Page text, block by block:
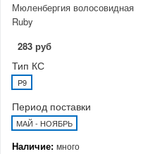
Мюленбергия волосовидная
Ruby
283 руб
Тип КС
P9
Период поставки
МАЙ - НОЯБРЬ
Наличие: много